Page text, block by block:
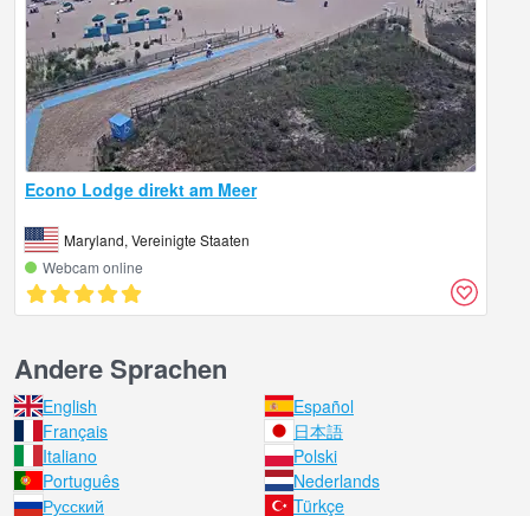
Econo Lodge direkt am Meer
Maryland, Vereinigte Staaten
Webcam online
Andere Sprachen
English
Español
Français
日本語
Italiano
Polski
Português
Nederlands
Русский
Türkçe